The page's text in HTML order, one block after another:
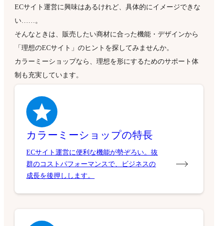
ECサイト運営に興味はあるけれど、具体的にイメージできな
い……。
そんなときは、販売したい商材に合った機能・デザインから
「理想のECサイト」のヒントを探してみませんか。
カラーミーショップなら、理想を形にするためのサポート体
制も充実しています。
カラーミーショップの特長
ECサイト運営に便利な機能が勢ぞろい。抜
群のコストパフォーマンスで、ビジネスの
成長を後押しします。